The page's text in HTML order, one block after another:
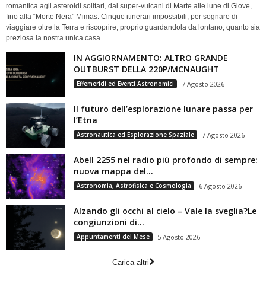
romantica agli asteroidi solitari, dai super-vulcani di Marte alle lune di Giove,
fino alla “Morte Nera” Mimas. Cinque itinerari impossibili, per sognare di
viaggiare oltre la Terra e riscoprire, proprio guardandola da lontano, quanto sia
preziosa la nostra unica casa
IN AGGIORNAMENTO: ALTRO GRANDE
OUTBURST DELLA 220P/MCNAUGHT
Effemeridi ed Eventi Astronomici 7 Agosto 2026
Il futuro dell’esplorazione lunare passa per
l’Etna
Astronautica ed Esplorazione Spaziale 7 Agosto 2026
Abell 2255 nel radio più profondo di sempre:
nuova mappa del...
Astronomia, Astrofisica e Cosmologia 6 Agosto 2026
Alzando gli occhi al cielo – Vale la sveglia?Le
congiunzioni di...
Appuntamenti del Mese 5 Agosto 2026
Carica altri